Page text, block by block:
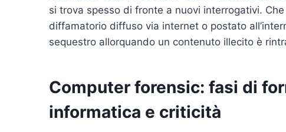
si trova spesso di fronte a nuovi interrogativi.
diffamatorio diffuso via internet o postato
sequestro allorquando un contenuto illecito è
Computer forensic: fasi di
informatica e criticità